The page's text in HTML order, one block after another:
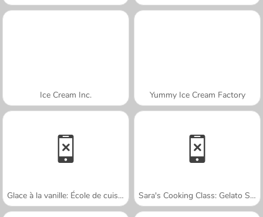
Ice Cream Inc. Yummy Ice Cream Factory
Glace à la vanille: École de cuisine de Sara Sara's Cooking Class: Gelato Sundae